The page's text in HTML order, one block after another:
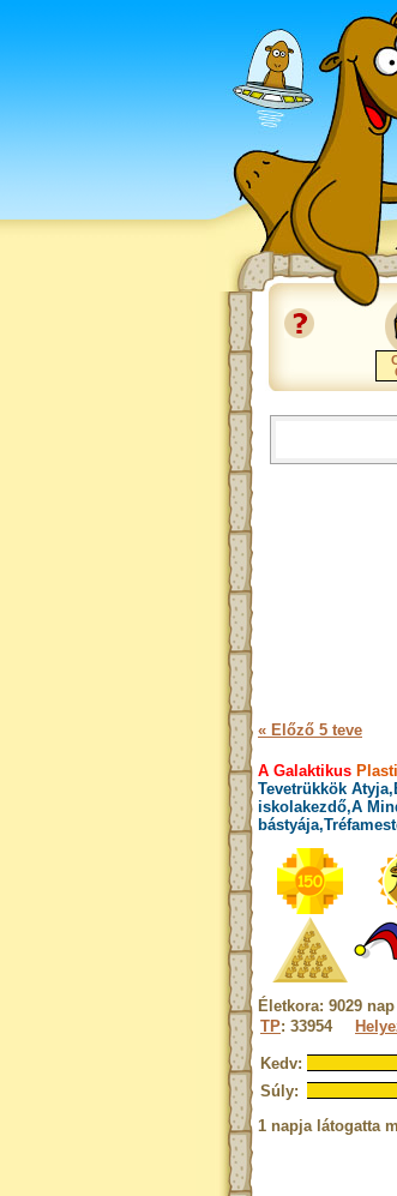
« Előző 5 teve
A Galaktikus
Tevetrükkök
iskolakezdő,A
Életkora: 9029
TP: 33954
Kedv:
Súly:
1 napja látogatta